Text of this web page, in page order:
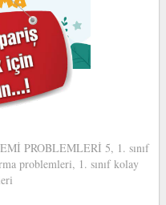
PROBLEMLERİ 5, 1. sınıf
problemleri, 1. sınıf kolay